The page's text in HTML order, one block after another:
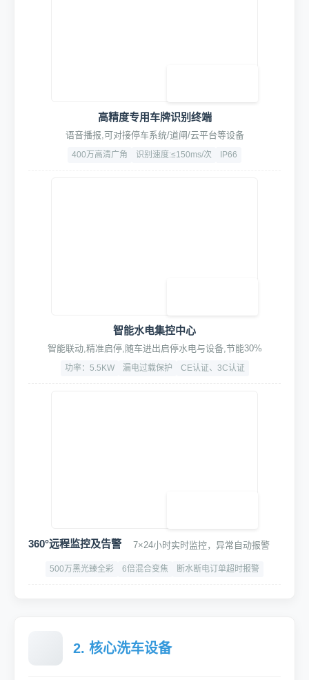
高精度专用车牌识别终端
语音播报,可对接停车系统/道闸/云平台等设备
400万高清广角 识别速度:≤150ms/次 IP66
智能水电集控中心
智能联动,精准启停,随车进出启停水电与设备,节能30%
功率：5.5KW 漏电过载保护 CE认证、3C认证
360°远程监控及告警 7×24小时实时监控，异常自动报警
500万黑光臻全彩 6倍混合变焦 断水断电订单超时报警
2. 核心洗车设备